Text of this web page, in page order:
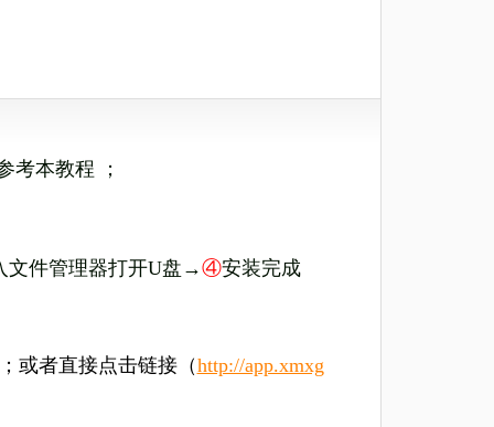
考本教程 ；
文件管理器打开U盘→④安装完成
或者直接点击链接（http://app.xmxg